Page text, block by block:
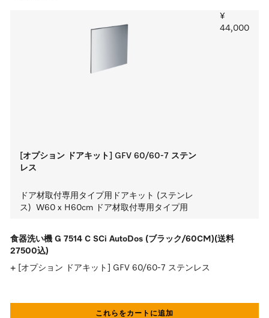
[オプション ドアキット] GFV 60/60-7 ステン
レス
ドア材取付専用タイプ用ドアキット (ステンレ
ス)  W60 x H60cm ドア材取付専用タイプ用
¥
44,000
食器洗い機 G 7514 C SCi AutoDos (ブラック/60CM)(送料
27500込)
[オプション ドアキット] GFV 60/60-7 ステンレス
これらをカートに追加